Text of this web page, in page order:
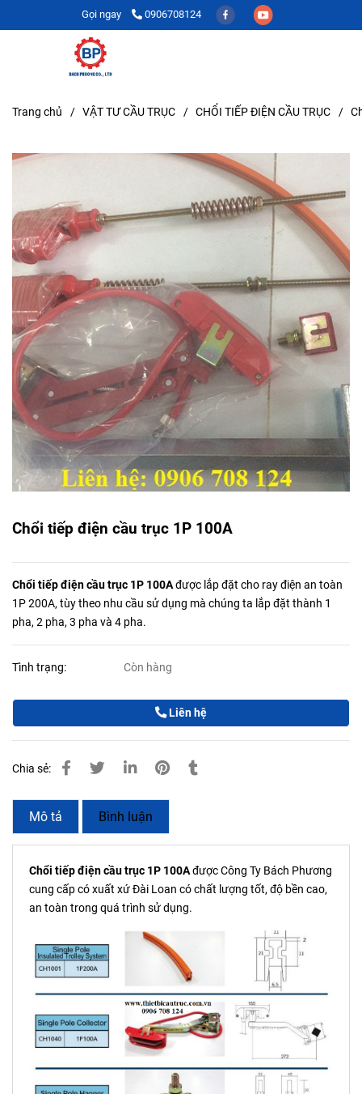
Gọi ngay 0906708124
Trang chủ / VẬT TƯ CẦU TRỤC / CHỔI TIẾP ĐIỆN CẦU TRỤC /
Chổi tiếp điện cầu trục 1P 100A
Chổi tiếp điện cầu trục 1P 100Ađược lắp đặt cho ray điện an toàn
1P 200A, tùy theo nhu cầu sử dụng mà chúng ta lắp đặt thành 1
pha, 2 pha, 3 pha và 4 pha.
Tình trạng: Còn hàng
Liên hệ
Chia sẻ:
Mô tả Bình luận
Chổi tiếp điện cầu trục 1P 100Ađược Công Ty Bách Phương
cung cấp có xuất xứ Đài Loan có chất lượng tốt, độ bền cao,
an toàn trong quá trình sử dụng.